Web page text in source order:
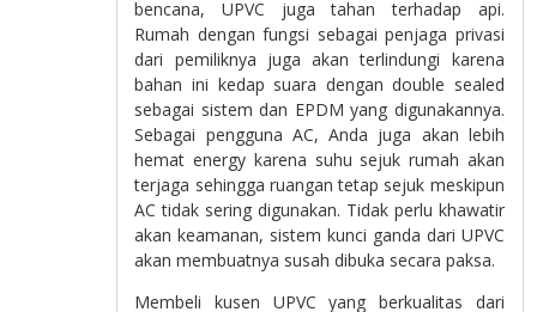
bencana, UPVC juga tahan terhadap api.
Rumah dengan fungsi sebagai penjaga privasi
dari pemiliknya juga akan terlindungi karena
bahan ini kedap suara dengan double sealed
sebagai sistem dan EPDM yang digunakannya.
Sebagai pengguna AC, Anda juga akan lebih
hemat energy karena suhu sejuk rumah akan
terjaga sehingga ruangan tetap sejuk meskipun
AC tidak sering digunakan. Tidak perlu khawatir
akan keamanan, sistem kunci ganda dari UPVC
akan membuatnya susah dibuka secara paksa.
Membeli kusen UPVC yang berkualitas dari